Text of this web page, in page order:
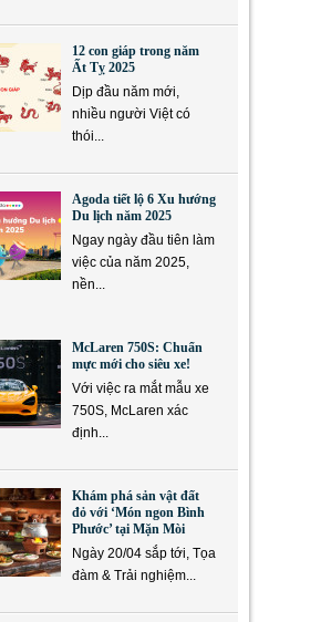
12 con giáp trong năm
Ất Tỵ 2025
Dịp đầu năm mới,
nhiều người Việt có
thói...
Agoda tiết lộ 6 Xu hướng
Du lịch năm 2025
Ngay ngày đầu tiên làm
việc của năm 2025,
nền...
McLaren 750S: Chuẩn
mực mới cho siêu xe!
Với việc ra mắt mẫu xe
750S, McLaren xác
định...
Khám phá sản vật đất
đỏ với ‘Món ngon Bình
Phước’ tại Mặn Mòi
Ngày 20/04 sắp tới, Tọa
đàm & Trải nghiệm...